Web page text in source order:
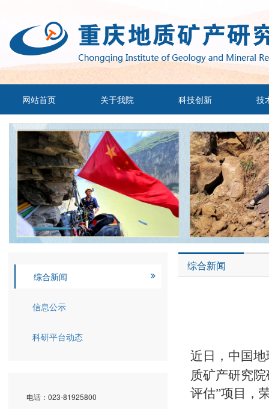
网站首页 关于我院 科技创新 技
综合新闻
信息公示
科研平台动态
电话：023-81925800
综合新闻
近日，中国
质矿产研究院
评估”项目，